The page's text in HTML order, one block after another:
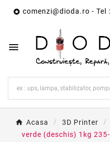
 comenzi@dioda.ro - Tel

Acasa 3D Printer
verde (deschis) 1kg 235-